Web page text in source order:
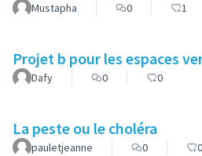
Mustapha 0 1
Projet b pour les espaces
Dafy 0 0
La peste ou le choléra
pauletjeanne 0 0